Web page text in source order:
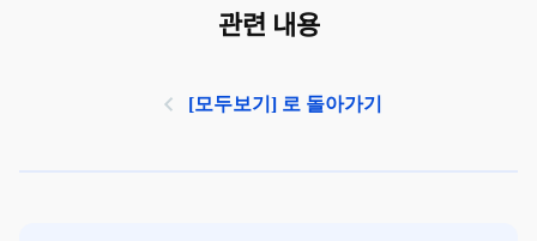
관련 내용
[모두보기] 로 돌아가기